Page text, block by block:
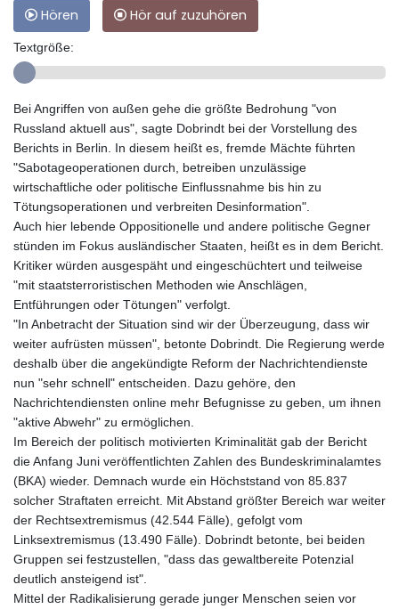
Hören Hör auf zuzuhören
Textgröße:
Bei Angriffen von außen gehe die größte Bedrohung "von
Russland aktuell aus", sagte Dobrindt bei der Vorstellung des
Berichts in Berlin. In diesem heißt es, fremde Mächte führten
"Sabotageoperationen durch, betreiben unzulässige
wirtschaftliche oder politische Einflussnahme bis hin zu
Tötungsoperationen und verbreiten Desinformation".
Auch hier lebende Oppositionelle und andere politische Gegner
stünden im Fokus ausländischer Staaten, heißt es in dem Bericht.
Kritiker würden ausgespäht und eingeschüchtert und teilweise
"mit staatsterroristischen Methoden wie Anschlägen,
Entführungen oder Tötungen" verfolgt.
"In Anbetracht der Situation sind wir der Überzeugung, dass wir
weiter aufrüsten müssen", betonte Dobrindt. Die Regierung werde
deshalb über die angekündigte Reform der Nachrichtendienste
nun "sehr schnell" entscheiden. Dazu gehöre, den
Nachrichtendiensten online mehr Befugnisse zu geben, um ihnen
"aktive Abwehr" zu ermöglichen.
Im Bereich der politisch motivierten Kriminalität gab der Bericht
die Anfang Juni veröffentlichten Zahlen des Bundeskriminalamtes
(BKA) wieder. Demnach wurde ein Höchststand von 85.837
solcher Straftaten erreicht. Mit Abstand größter Bereich war weiter
der Rechtsextremismus (42.544 Fälle), gefolgt vom
Linksextremismus (13.490 Fälle). Dobrindt betonte, bei beiden
Gruppen sei festzustellen, "dass das gewaltbereite Potenzial
deutlich ansteigend ist".
Mittel der Radikalisierung gerade junger Menschen seien vor